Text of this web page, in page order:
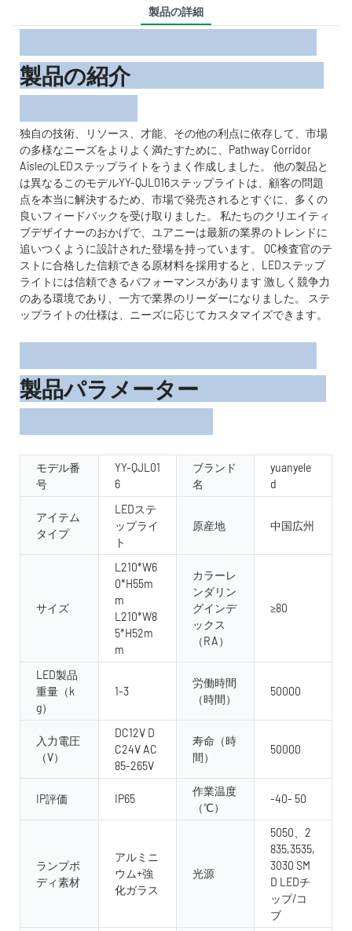
製品の詳細
製品の紹介
独自の技術、リソース、才能、その他の利点に依存して、市場
の多様なニーズをよりよく満たすために、Pathway Corridor
AisleのLEDステップライトをうまく作成しました。 他の製品と
は異なるこのモデルYY-QJL016ステップライトは、顧客の問題
点を本当に解決するため、市場で発売されるとすぐに、多くの
良いフィードバックを受け取りました。 私たちのクリエイティ
ブデザイナーのおかげで、ユアニーは最新の業界のトレンドに
追いつくように設計された登場を持っています。 QC検査官のテ
ストに合格した信頼できる原材料を採用すると、LEDステップ
ライトには信頼できるパフォーマンスがあります 激しく競争力
のある環境であり、一方で業界のリーダーになりました。 ステ
ップライトの仕様は、ニーズに応じてカスタマイズできます。
製品パラメーター
モデル番
号
YY-QJL01
6
ブランド
名
yuanyele
d
アイテム
タイプ
LEDステ
ップライ
ト
原産地 中国広州
サイズ
L210*W6
0*H55m
m
L210*W8
5*H52m
m
カラーレ
ンダリン
グインデ
ックス
（RA）
≥80
LED製品
重量（k
g）
1-3
労働時間
（時間）
50000
入力電圧
（V）
DC12V D
C24V AC
85-265V
寿命（時
間）
50000
IP評価 IP65
作業温度
（℃）
-40- 50
ランプボ
ディ素材
アルミニ
ウム+強
化ガラス
光源
5050、2
835,3535,
3030 SM
D LEDチ
ップ/コ
ブ